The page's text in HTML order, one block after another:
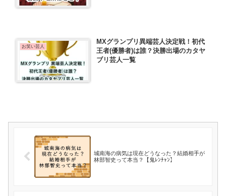
お笑い芸人
MXグランプリ異端芸人決定戦！初代
王者(優勝者)は誰？決勝出場のカタヤ
ブリ芸人一覧
城南海の病気は現在どうなった？結婚相手が
林部智史って本当？【鬼ﾚﾝﾁｬﾝ】